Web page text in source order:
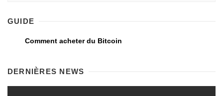
GUIDE
Comment acheter du Bitcoin
DERNIÈRES NEWS